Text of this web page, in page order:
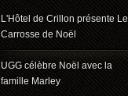
L'Hôtel de Crillon présente Le
Carrosse de Noël
UGG célèbre Noël avec la
famille Marley